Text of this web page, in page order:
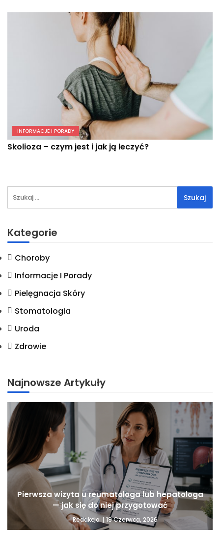
INFORMACJE I PORADY
Skolioza – czym jest i jak ją leczyć?
Kategorie
Choroby
Informacje I Porady
Pielęgnacja Skóry
Stomatologia
Uroda
Zdrowie
Najnowsze Artykuły
Pierwsza wizyta u reumatologa lub hepatologa
— jak się do niej przygotować
Redakcja 19 Czerwca, 2026